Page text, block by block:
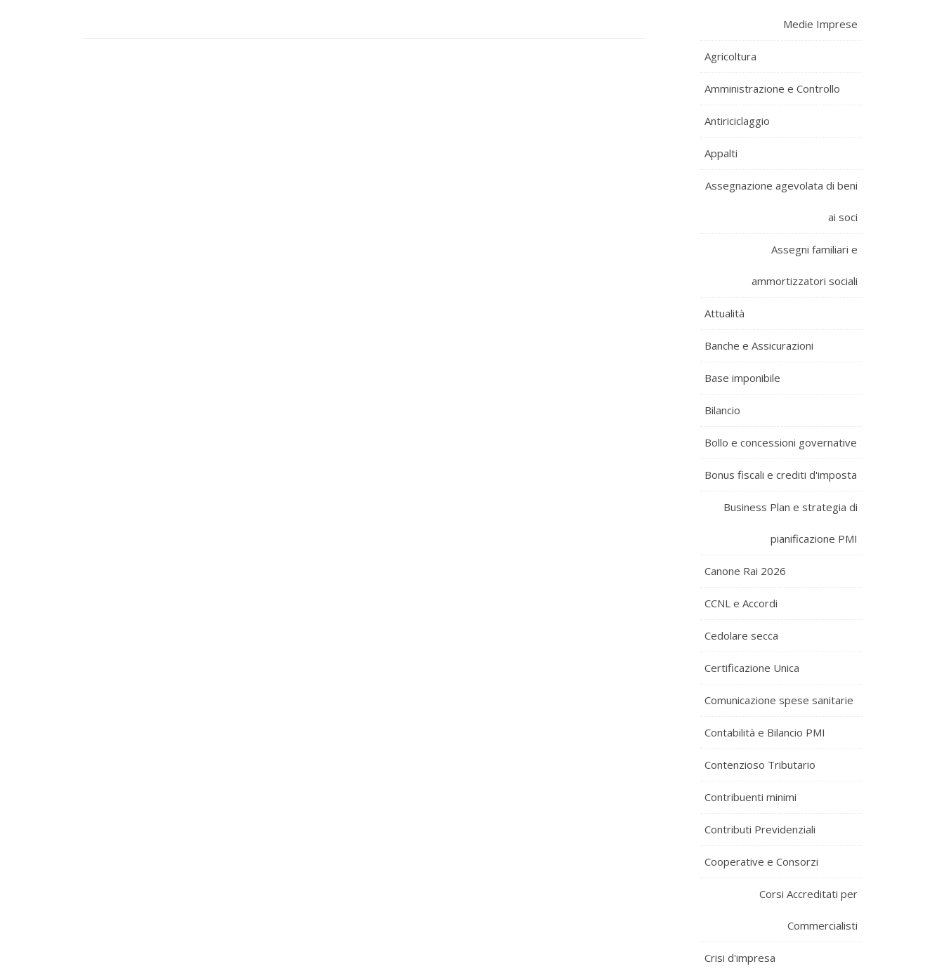
Medie Imprese
Agricoltura
Amministrazione e Controllo
Antiriciclaggio
Appalti
Assegnazione agevolata di beni
ai soci
Assegni familiari e
ammortizzatori sociali
Attualità
Banche e Assicurazioni
Base imponibile
Bilancio
Bollo e concessioni governative
Bonus fiscali e crediti d'imposta
Business Plan e strategia di
pianificazione PMI
Canone Rai 2026
CCNL e Accordi
Cedolare secca
Certificazione Unica
Comunicazione spese sanitarie
Contabilità e Bilancio PMI
Contenzioso Tributario
Contribuenti minimi
Contributi Previdenziali
Cooperative e Consorzi
Corsi Accreditati per
Commercialisti
Crisi d'impresa